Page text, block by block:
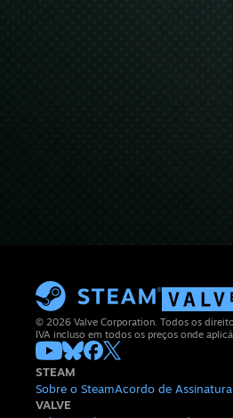
© 2026 Valve Corporation. Todos os
IVA incluso em todos os preços onde
STEAM
Sobre o SteamAcordo de
VALVE